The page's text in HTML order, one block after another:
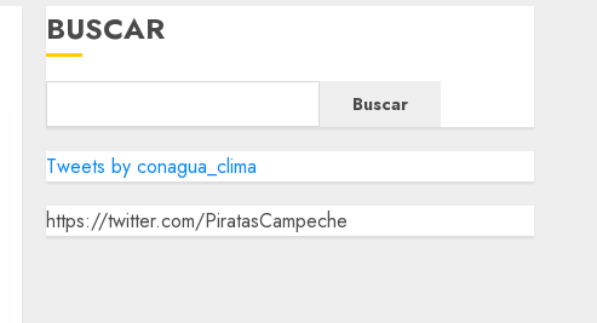
BUSCAR
Buscar
Tweets by conagua_clima
https://twitter.com/PiratasCampeche